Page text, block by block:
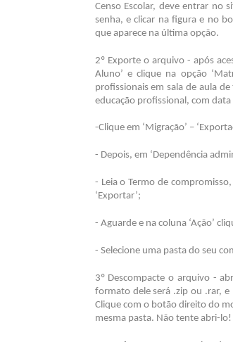
Censo Escolar, deve entrar no
senha, e clicar na figura e no
que aparece na última opção.
2º Exporte o arquivo - após
Aluno’ e clique na opção
profissionais em sala de aula
educação profissional, com
-Clique em ‘Migração’ –
- Depois, em ‘Dependência
- Leia o Termo de
‘Exportar’;
- Aguarde e na coluna ‘Ação’
- Selecione uma pasta do seu
3º Descompacte o arquivo -
formato dele será .zip ou .rar, e
Clique com o botão direito do
mesma pasta. Não tente abri-lo!